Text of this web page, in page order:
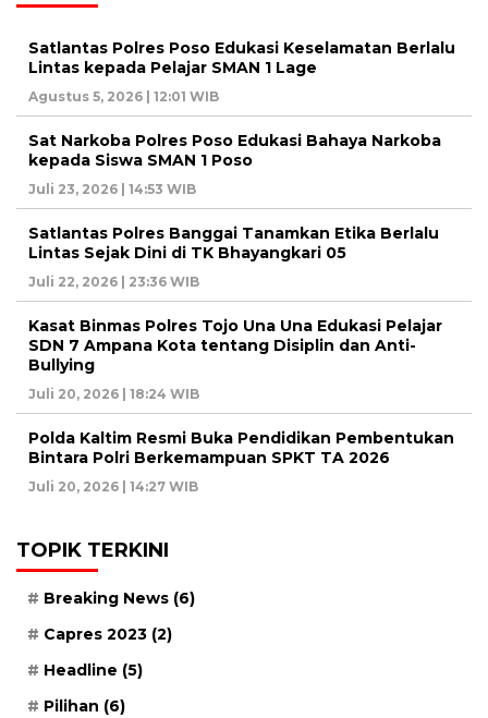
Satlantas Polres Poso Edukasi Keselamatan Berlalu
Lintas kepada Pelajar SMAN 1 Lage
Agustus 5, 2026 | 12:01 WIB
Sat Narkoba Polres Poso Edukasi Bahaya Narkoba
kepada Siswa SMAN 1 Poso
Juli 23, 2026 | 14:53 WIB
Satlantas Polres Banggai Tanamkan Etika Berlalu
Lintas Sejak Dini di TK Bhayangkari 05
Juli 22, 2026 | 23:36 WIB
Kasat Binmas Polres Tojo Una Una Edukasi Pelajar
SDN 7 Ampana Kota tentang Disiplin dan Anti-
Bullying
Juli 20, 2026 | 18:24 WIB
Polda Kaltim Resmi Buka Pendidikan Pembentukan
Bintara Polri Berkemampuan SPKT TA 2026
Juli 20, 2026 | 14:27 WIB
TOPIK TERKINI
Breaking News (6)
Capres 2023 (2)
Headline (5)
Pilihan (6)